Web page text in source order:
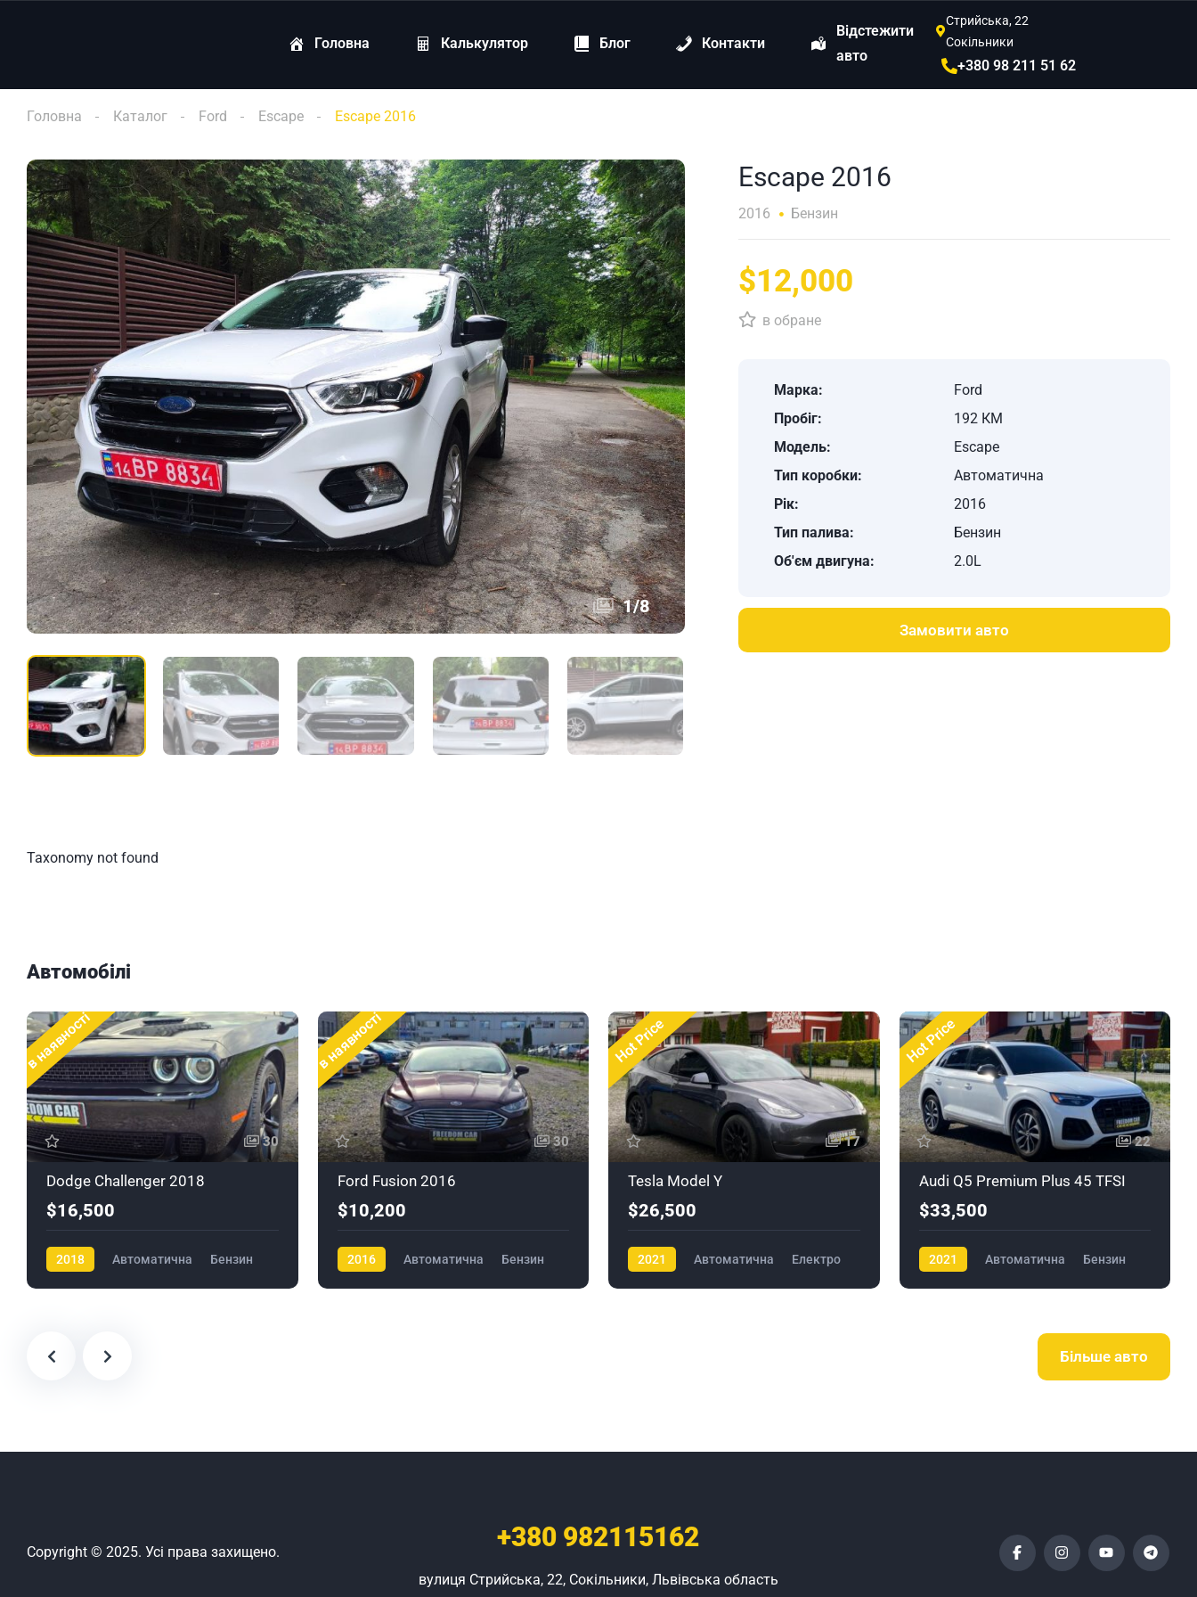
Головна Калькулятор Блог Контакти
Відстежити
авто
Стрийська, 22
Сокільники
+380 98 211 51 62
Головна Каталог Ford Escape Escape 2016
1/8
Taxonomy not found
Escape 2016
2016 Бензин
$12,000
в обране
Марка:
Ford
Пробіг:
192 КМ
Модель:
Escape
Тип коробки:
Автоматична
Рік:
2016
Тип палива:
Бензин
Об'єм двигуна:
2.0L
Замовити авто
Автомобілі
в наявності
30
Dodge Challenger 2018
$16,500
2018 Автоматична Бензин
в наявності
30
Ford Fusion 2016
$10,200
2016 Автоматична Бензин
Hot Price
17
Tesla Model Y
$26,500
2021 Автоматична Електро
Hot Price
22
Audi Q5 Premium Plus 45 TFSI
$33,500
2021 Автоматична Бензин
Більше авто
Copyright © 2025. Усі права захищено. +380 982115162
вулиця Стрийська, 22, Сокільники, Львівська область